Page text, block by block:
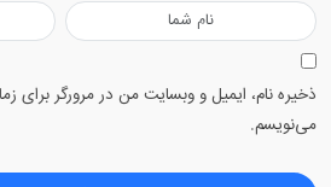
ذخیره نام، ایمیل و وبسایت من در مرورگر برای
می‌نویسم.